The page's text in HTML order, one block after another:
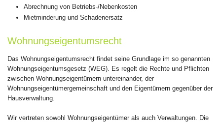
Abrechnung von Betriebs-/Nebenkosten
Mietminderung und Schadenersatz
Wohnungseigentumsrecht
Das Wohnungseigentumsrecht findet seine Grundlage im so genannten
Wohnungseigentumsgesetz (WEG). Es regelt die Rechte und Pflichten
zwischen Wohnungseigentümern untereinander, der
Wohnungseigentümergemeinschaft und den Eigentümern gegenüber der
Hausverwaltung.
Wir vertreten sowohl Wohnungseigentümer als auch Verwaltungen. Die